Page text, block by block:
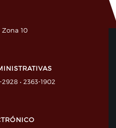
Zona 10
2928 • 2363-1902